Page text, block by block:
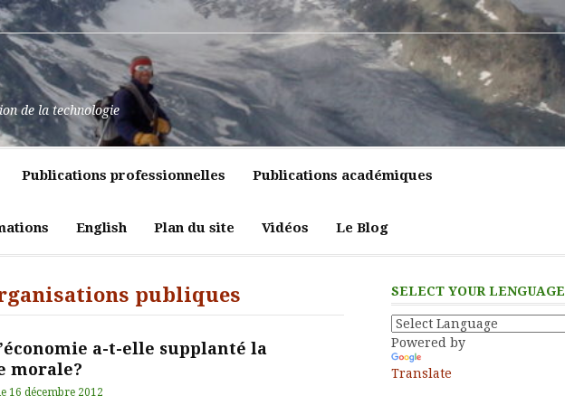
de la technologie
Publications professionnelles Publications académiques
English Plan du site Vidéos Le Blog
publiques
a-t-elle supplanté la
morale?
16 décembre 2012
SELECT YOUR LENGUAGE
Powered by
Translate